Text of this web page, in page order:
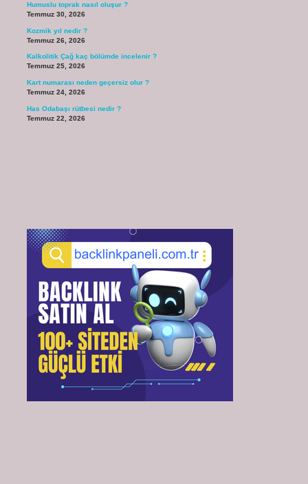
Humuslu toprak nasıl oluşur ?
Temmuz 30, 2026
Kozmik yıl nedir ?
Temmuz 26, 2026
Kalkolitik Çağ kaç bölümde incelenir ?
Temmuz 25, 2026
Kart numarası neden geçersiz olur ?
Temmuz 24, 2026
Has Odabaşı rütbesi nedir ?
Temmuz 22, 2026